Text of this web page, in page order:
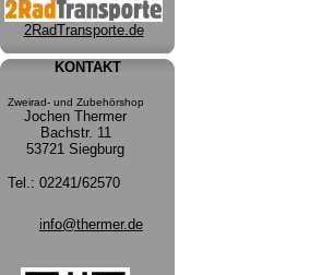
2RadTransporte.de
KONTAKT
Zweirad- und Zubehörshop
Jochen Thermer
Bachstr. 11
53721 Siegburg
Tel.: 02241/62570
info@thermer.de